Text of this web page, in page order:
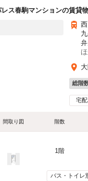
レス春駒マンションの賃貸
総階
宅
間取り図 階数
1階
バス・トイレ